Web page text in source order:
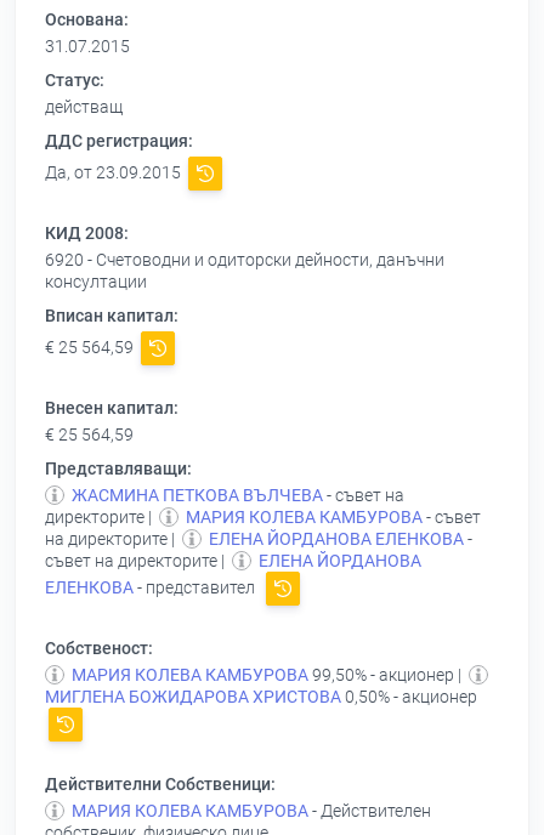
Основана:
31.07.2015
Статус:
действащ
ДДС регистрация:
Да, от 23.09.2015
КИД 2008:
6920 - Счетоводни и одиторски дейности, данъчни
консултации
Вписан капитал:
€ 25 564,59
Внесен капитал:
€ 25 564,59
Представляващи:
ЖАСМИНА ПЕТКОВА ВЪЛЧЕВА- съвет на
директорите |
МАРИЯ КОЛЕВА КАМБУРОВА- съвет
на директорите |
ЕЛЕНА ЙОРДАНОВА ЕЛЕНКОВА-
съвет на директорите |
ЕЛЕНА ЙОРДАНОВА
ЕЛЕНКОВА- представител
Собственост:
МАРИЯ КОЛЕВА КАМБУРОВА99,50% - акционер |
МИГЛЕНА БОЖИДАРОВА ХРИСТОВА0,50% - акционер
Действителни Собственици:
МАРИЯ КОЛЕВА КАМБУРОВА- Действителен